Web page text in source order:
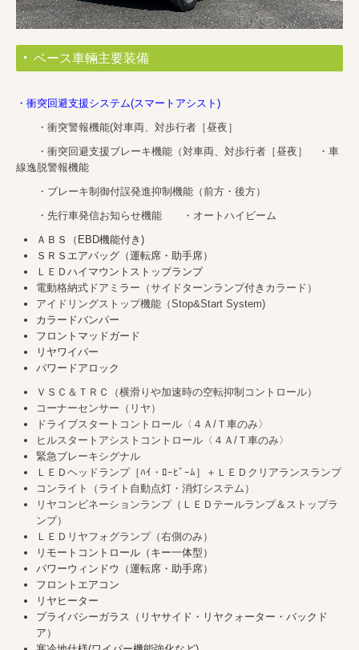
ベース車輛主要装備
・衝突回避支援システム(スマートアシスト)
・衝突警報機能(対車両、対歩行者［昼夜］
・衝突回避支援ブレーキ機能（対車両、対歩行者［昼夜］ ・車
線逸脱警報機能
・ブレーキ制御付誤発進抑制機能（前方・後方）
・先行車発信お知らせ機能 ・オートハイビーム
ＡＢＳ（EBD機能付き)
ＳＲＳエアバッグ（運転席・助手席）
ＬＥＤ ハイマウントストップランプ
電動格納式ドアミラー（サイドターンランプ付きカラード）
アイドリングストップ機能（Stop&Start System)
カラードバンパー
フロントマッドガード
リヤワイパー
パワードアロック
ＶＳＣ＆ＴＲＣ（横滑りや加速時の空転抑制コントロール）
コーナーセンサー（リヤ）
ドライブスタートコントロール〈４Ａ/Ｔ車のみ〉
ヒルスタートアシストコントロール〈４Ａ/Ｔ車のみ〉
緊急ブレーキシグナル
ＬＥＤヘッドランプ［ﾊｲ・ﾛｰﾋﾞｰﾑ］＋ＬＥＤクリアランスランプ
コンライト（ライト自動点灯・消灯システム）
リヤコンビネーションランプ（ＬＥＤテールランプ＆ストップラ
ンプ）
ＬＥＤリヤフォグランプ（右側のみ）
リモートコントロール（キー一体型）
パワーウィンドウ（運転席・助手席）
フロントエアコン
リヤヒーター
プライバシーガラス（リヤサイド・リヤクォーター・バックド
ア）